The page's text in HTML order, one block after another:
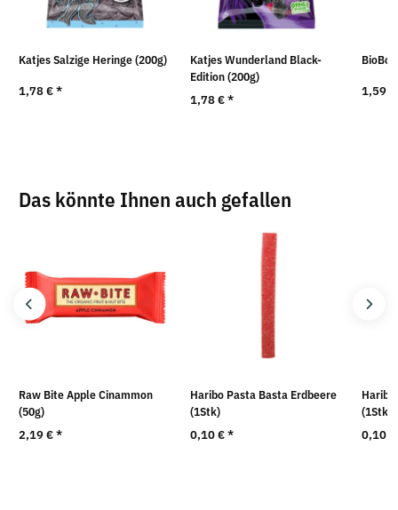
Katjes Salzige Heringe (200g)
1,78 €*
Katjes Wunderland Black-
Edition (200g)
1,78 €*
1,59 €
Das könnte Ihnen auch gefallen
Raw Bite Apple Cinammon
(50g)
2,19 €*
Haribo Pasta Basta Erdbeere
(1Stk)
0,10 €*
(1Stk)
0,10 €